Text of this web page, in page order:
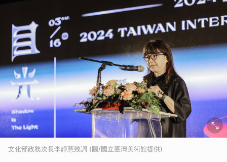
文化部政務次長李靜慧致詞 (圖/國立臺灣美術館提供)